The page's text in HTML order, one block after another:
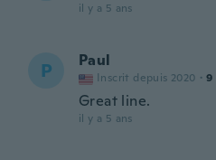
il y a 5 ans
P Paul
Inscrit depuis 2020 · 9
Great line.
il y a 5 ans